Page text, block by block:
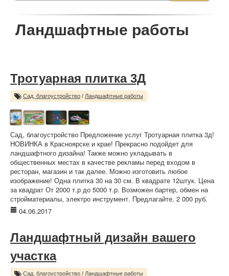
Ландшафтные работы
Тротуарная плитка 3Д
Сад, благоустройство / Ландшафтные работы
Сад, благоустройство Предложение услуг Тротуарная плитка 3д!
НОВИНКА в Красноярске и крае! Прекрасно подойдет для
ландшафтного дизайна! Также можно укладывать в
общественных местах в качестве рекламы перед входом в
ресторан, магазин и так далее. Можно изготовить любое
изображение! Одна плитка 30 на 30 см. В квадрате 12штук. Цена
за квадрат От 2000 т.р до 5000 т.р. Возможен бартер, обмен на
стройматериалы, электро инструмент. Предлагайте. 2 000 руб.
04.06.2017
Ландшафтный дизайн вашего
участка
Сад, благоустройство / Ландшафтные работы